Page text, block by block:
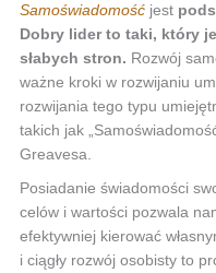
Samoświadomośćjest
Dobry lider to taki, który
słabych stron. Rozwój
ważne kroki w rozwijaniu
rozwijania tego typu
takich jak
Greavesa.
Posiadanie świadomości
celów i wartości pozwala
efektywniej kierować
i ciągły rozwój osobisty to